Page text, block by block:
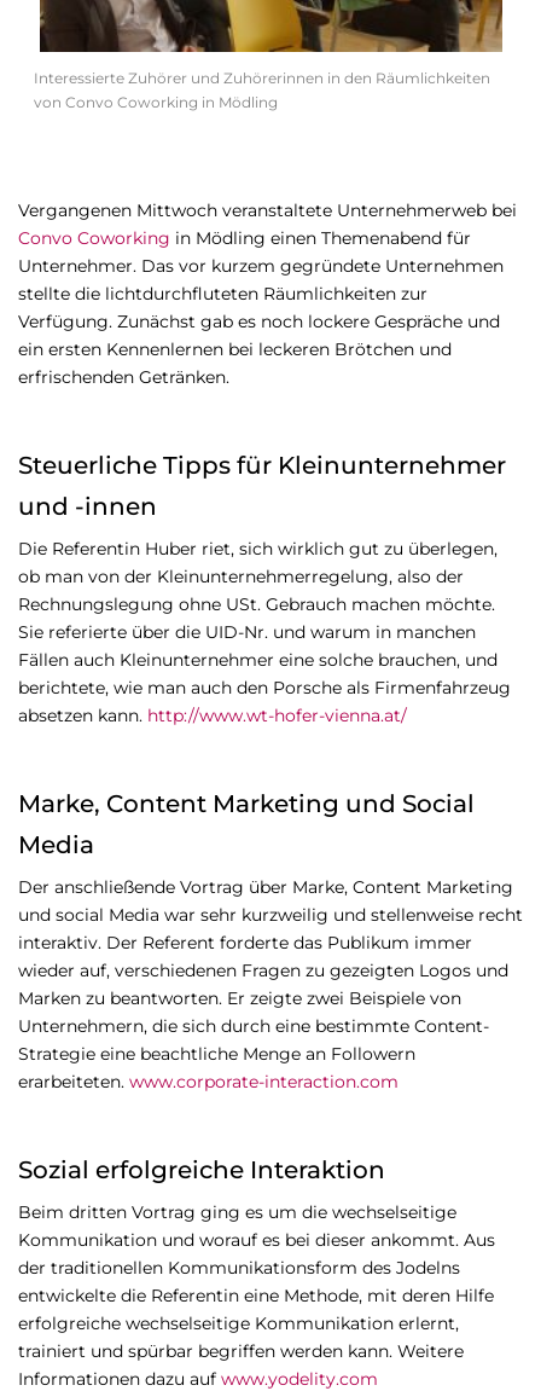
Interessierte Zuhörer und Zuhörerinnen in den Räumlichkeiten
von Convo Coworking in Mödling
Vergangenen Mittwoch veranstaltete Unternehmerweb bei
Convo Coworking in Mödling einen Themenabend für
Unternehmer. Das vor kurzem gegründete Unternehmen
stellte die lichtdurchfluteten Räumlichkeiten zur
Verfügung. Zunächst gab es noch lockere Gespräche und
ein ersten Kennenlernen bei leckeren Brötchen und
erfrischenden Getränken.
Steuerliche Tipps für Kleinunternehmer
und -innen
Die Referentin Huber riet, sich wirklich gut zu überlegen,
ob man von der Kleinunternehmerregelung, also der
Rechnungslegung ohne USt. Gebrauch machen möchte.
Sie referierte über die UID-Nr. und warum in manchen
Fällen auch Kleinunternehmer eine solche brauchen, und
berichtete, wie man auch den Porsche als Firmenfahrzeug
absetzen kann. http://www.wt-hofer-vienna.at/
Marke, Content Marketing und Social
Media
Der anschließende Vortrag über Marke, Content Marketing
und social Media war sehr kurzweilig und stellenweise recht
interaktiv. Der Referent forderte das Publikum immer
wieder auf, verschiedenen Fragen zu gezeigten Logos und
Marken zu beantworten. Er zeigte zwei Beispiele von
Unternehmern, die sich durch eine bestimmte Content-
Strategie eine beachtliche Menge an Followern
erarbeiteten. www.corporate-interaction.com
Sozial erfolgreiche Interaktion
Beim dritten Vortrag ging es um die wechselseitige
Kommunikation und worauf es bei dieser ankommt. Aus
der traditionellen Kommunikationsform des Jodelns
entwickelte die Referentin eine Methode, mit deren Hilfe
erfolgreiche wechselseitige Kommunikation erlernt,
trainiert und spürbar begriffen werden kann. Weitere
Informationen dazu auf www.yodelity.com